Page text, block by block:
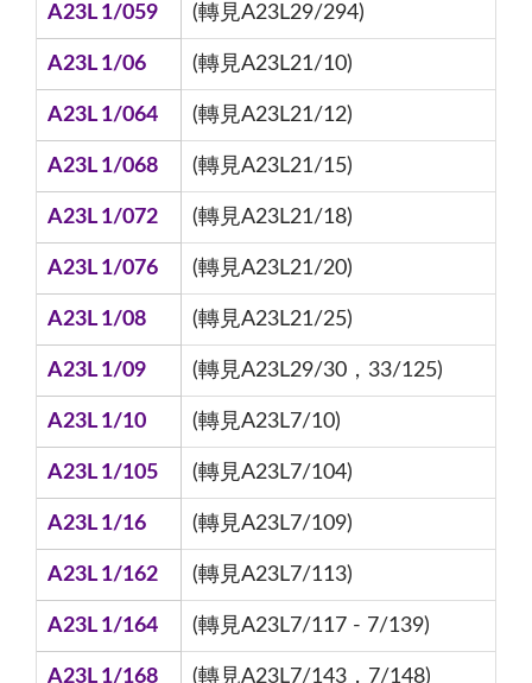
A23L 1/059 (轉見A23L29/294)
A23L 1/06 (轉見A23L21/10)
A23L 1/064 (轉見A23L21/12)
A23L 1/068 (轉見A23L21/15)
A23L 1/072 (轉見A23L21/18)
A23L 1/076 (轉見A23L21/20)
A23L 1/08 (轉見A23L21/25)
A23L 1/09 (轉見A23L29/30，33/125)
A23L 1/10 (轉見A23L7/10)
A23L 1/105 (轉見A23L7/104)
A23L 1/16 (轉見A23L7/109)
A23L 1/162 (轉見A23L7/113)
A23L 1/164 (轉見A23L7/117 - 7/139)
A23L 1/168 (轉見A23L7/143，7/148)